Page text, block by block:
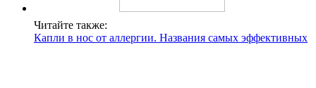
Читайте также:
Капли в нос от аллергии. Названия самых эффективных